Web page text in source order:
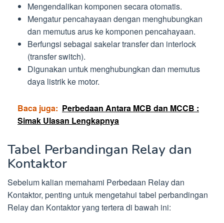
Mengendalikan komponen secara otomatis.
Mengatur pencahayaan dengan menghubungkan
dan memutus arus ke komponen pencahayaan.
Berfungsi sebagai sakelar transfer dan interlock
(transfer switch).
Digunakan untuk menghubungkan dan memutus
daya listrik ke motor.
Baca juga: Perbedaan Antara MCB dan MCCB :
Simak Ulasan Lengkapnya
Tabel Perbandingan Relay dan
Kontaktor
Sebelum kalian memahami Perbedaan Relay dan
Kontaktor, penting untuk mengetahui tabel perbandingan
Relay dan Kontaktor yang tertera di bawah ini: